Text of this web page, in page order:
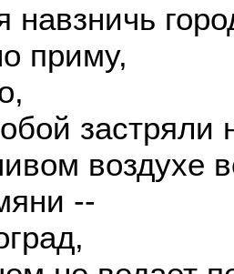
навзничь
приму,
застряли
воздухе
--